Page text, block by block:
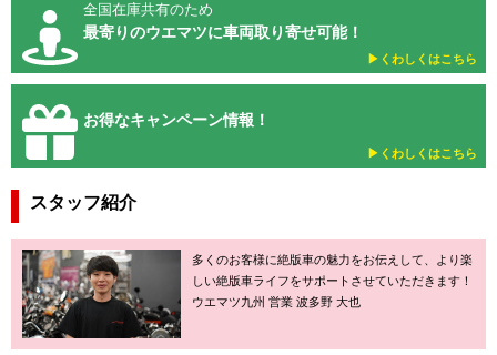
全国在庫共有のため
最寄りのウエマツに車両取り寄せ可能！
▶︎くわしくはこちら
お得なキャンペーン情報！
▶︎くわしくはこちら
スタッフ紹介
多くのお客様に絶版車の魅力をお伝えして、より楽
しい絶版車ライフをサポートさせていただきます！
ウエマツ九州 営業 波多野 大也